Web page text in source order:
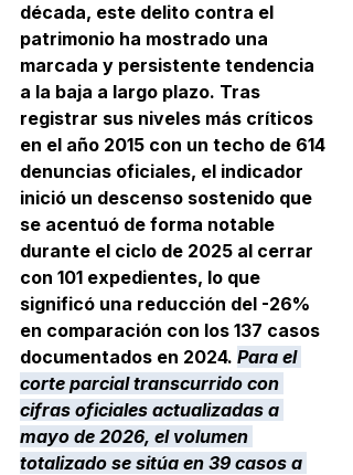
década, este delito contra el
patrimonio ha mostrado una
marcada y persistente tendencia
a la baja a largo plazo. Tras
registrar sus niveles más críticos
en el año 2015 con un techo de 614
denuncias oficiales, el indicador
inició un descenso sostenido que
se acentuó de forma notable
durante el ciclo de 2025 al cerrar
con 101 expedientes, lo que
significó una reducción del -26%
en comparación con los 137 casos
documentados en 2024. Para el
corte parcial transcurrido con
cifras oficiales actualizadas a
mayo de 2026, el volumen
totalizado se sitúa en 39 casos a